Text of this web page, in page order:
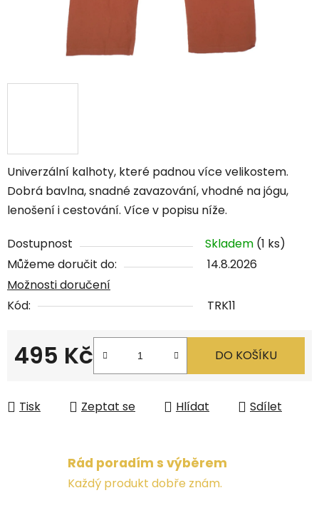
Univerzální kalhoty, které padnou více velikostem.
Dobrá bavlna, snadné zavazování, vhodné na jógu,
lenošení i cestování. Více v popisu níže.
Dostupnost Skladem (1 ks)
Můžeme doručit do:
14.8.2026
Možnosti doručení
Kód:
TRK11
495 Kč DO KOŠÍKU
Tisk Zeptat se Hlídat Sdílet
Rád poradím s výběrem
Každý produkt dobře znám.